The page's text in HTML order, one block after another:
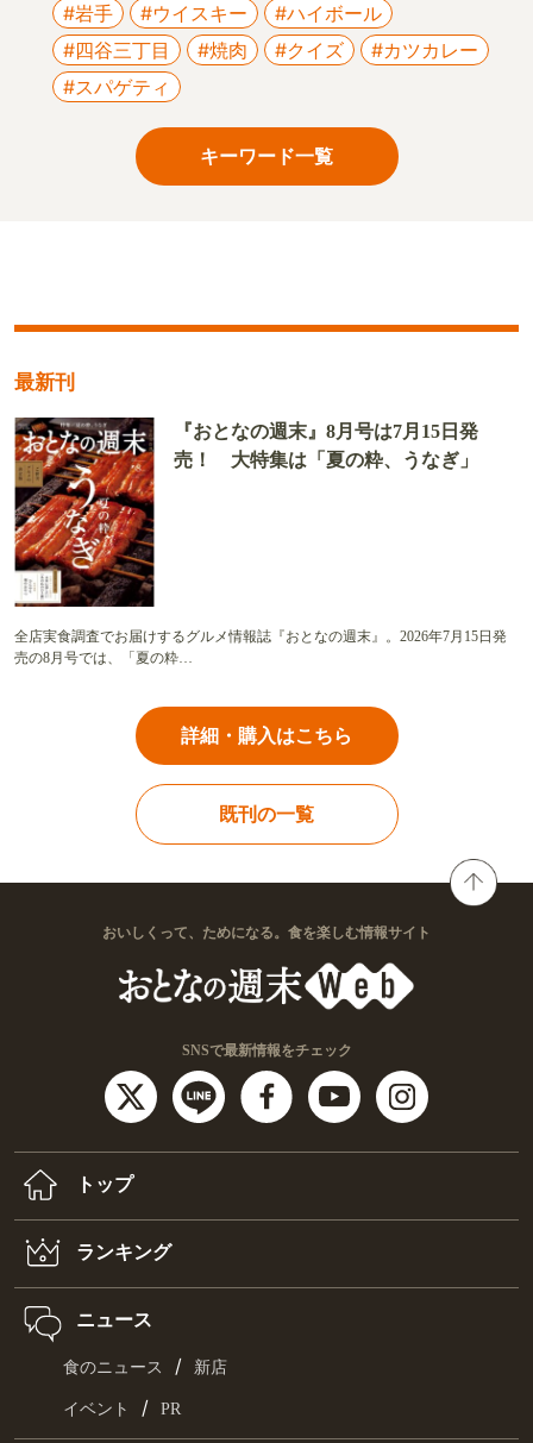
#岩手 #ウイスキー
#ハイボール
#四谷三丁目
#焼肉 #クイズ
#カツカレー
#スパゲティ
キーワード一覧
最新刊
『おとなの週末』8月号は7月15日発
売！ 大特集は「夏の粋、うなぎ」
全店実食調査でお届けするグルメ情報誌『おとなの週末』。2026年7月15日発
売の8月号では、「夏の粋…
詳細・購入はこちら
既刊の一覧
おいしくって、ためになる。食を楽しむ情報サイト
SNSで最新情報をチェック
トップ
ランキング
ニュース
食のニュース / 新店
イベント / PR